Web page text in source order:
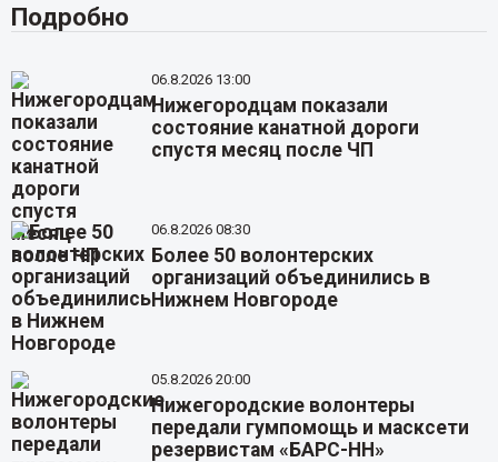
Подробно
06.8.2026 13:00
Нижегородцам показали
состояние канатной дороги
спустя месяц после ЧП
06.8.2026 08:30
Более 50 волонтерских
организаций объединились в
Нижнем Новгороде
05.8.2026 20:00
Нижегородские волонтеры
передали гумпомощь и масксети
резервистам «БАРС-НН»